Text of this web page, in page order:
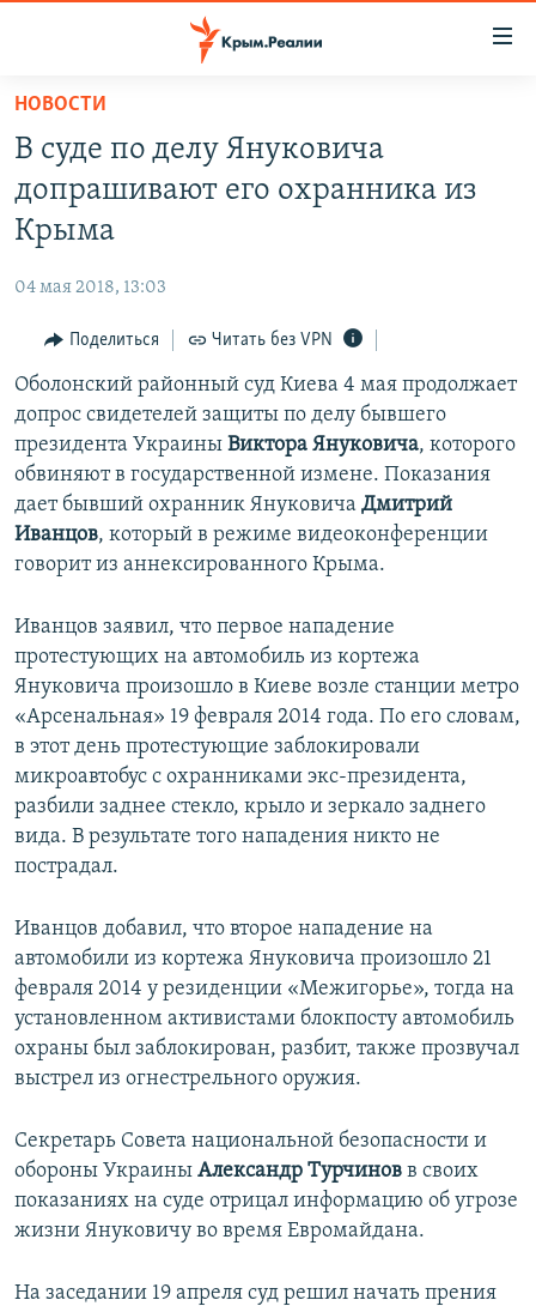
Вернуться
основному
содержанию
Вернутся
главной
Вернутся
поиску
СПЕЦПРОЕКТЫ
11 ЛЕТ ОККУПАЦИИ КРЫМА. 11 ИСТОРИЙ СОПРОТИВЛЕНИЯ
ВОДА
ЕЩЕ
ИНТЕРАКТИВ
ИНФОГРАФИКА
ТЕЛЕПРОЕКТ КРЫМ.РЕАЛИИ
СОВЕТЫ ПРАВОЗАЩИТНИКОВ
ПРОПАВШИЕ БЕЗ ВЕСТИ
ПОБЕДИТЕЛЕЙ НЕ СУДЯТ?
УКРАИНСКАЯ ПРОБЛЕМА КРЫМА
РАДІО СВОБОДА
КАК ОБОЙТИ БЛОКИРОВКУ
Українською
Qırımtatar
ПРИСОЕДИНЯЙТЕСЬ!
Все сайты RFE/RL
НОВОСТИ
В суде по делу Януковича
допрашивают его охранника из
Крыма
04 мая 2018, 13:03
Поделиться Читать без VPN
Оболонский районный суд Киева 4 мая продолжает
допрос свидетелей защиты по делу бывшего
президента Украины Виктора Януковича, которого
обвиняют в государственной измене. Показания
дает бывший охранник Януковича Дмитрий
Иванцов, который в режиме видеоконференции
говорит из аннексированного Крыма.
Иванцов заявил, что первое нападение
протестующих на автомобиль из кортежа
Януковича произошло в Киеве возле станции метро
«Арсенальная» 19 февраля 2014 года. По его словам,
в этот день протестующие заблокировали
микроавтобус с охранниками экс-президента,
разбили заднее стекло, крыло и зеркало заднего
вида. В результате того нападения никто не
пострадал.
Иванцов добавил, что второе нападение на
автомобили из кортежа Януковича произошло 21
февраля 2014 у резиденции «Межигорье», тогда на
установленном активистами блокпосту автомобиль
охраны был заблокирован, разбит, также прозвучал
выстрел из огнестрельного оружия.
Секретарь Совета национальной безопасности и
обороны Украины Александр Турчинов в своих
показаниях на суде отрицал информацию об угрозе
жизни Януковичу во время Евромайдана.
На заседании 19 апреля суд решил начать прения